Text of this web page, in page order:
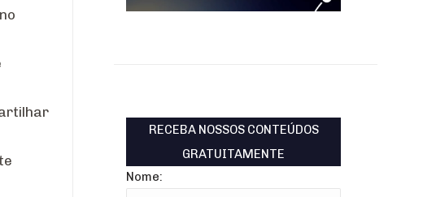
RECEBA NOSSOS CONTEÚDOS
GRATUITAMENTE
Nome: